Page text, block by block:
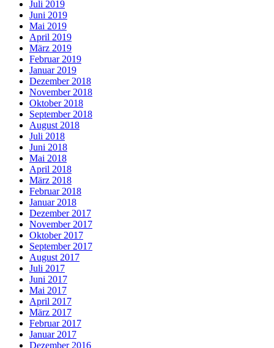
Juli 2019
Juni 2019
Mai 2019
April 2019
März 2019
Februar 2019
Januar 2019
Dezember 2018
November 2018
Oktober 2018
September 2018
August 2018
Juli 2018
Juni 2018
Mai 2018
April 2018
März 2018
Februar 2018
Januar 2018
Dezember 2017
November 2017
Oktober 2017
September 2017
August 2017
Juli 2017
Juni 2017
Mai 2017
April 2017
März 2017
Februar 2017
Januar 2017
Dezember 2016